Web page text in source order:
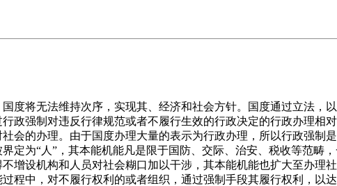
将无法维持次序，实现其、经济和社会方针。国度通过立法，
政强制对违反行律规范或者不履行生效的行政决定的行政办理
会的办理。由于国度办理大量的表示为行政办理，所以行政强
定为“人”，其本能机能凡是限于国防、交际、治安、税收等范畴
增设机构和人员对社会糊口加以干涉，其本能机能也扩大至办理
程中，对不履行权利的或者组织，通过强制手段其履行权利，以